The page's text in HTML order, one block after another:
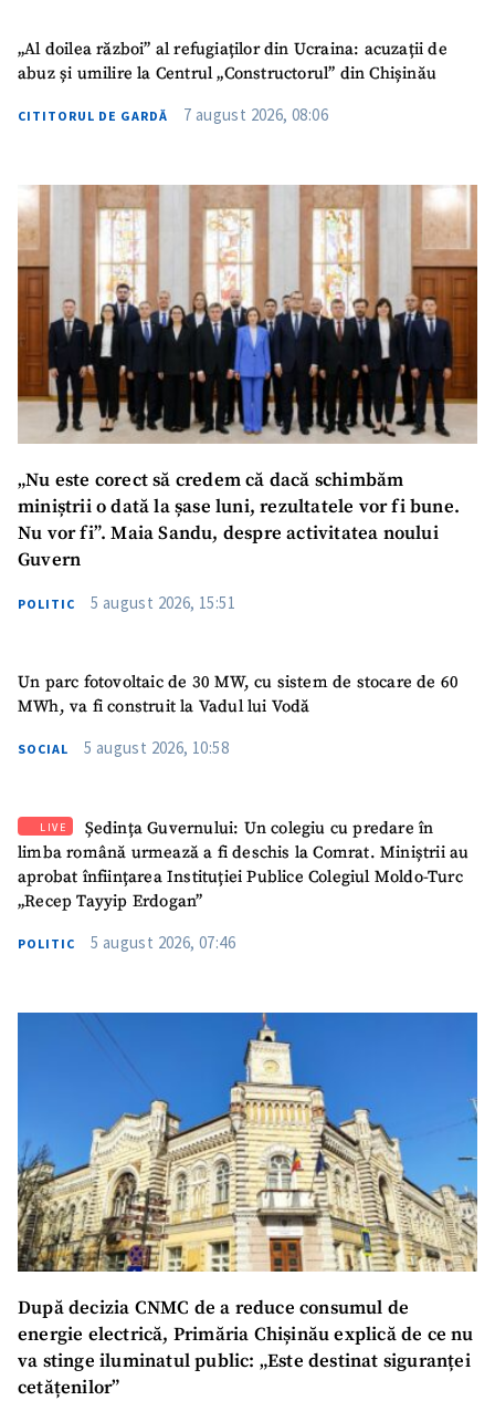
„Al doilea război” al refugiaților din Ucraina: acuzații de
abuz și umilire la Centrul „Constructorul” din Chișinău
CITITORUL DE GARDĂ 7 august 2026, 08:06
„Nu este corect să credem că dacă schimbăm
miniștrii o dată la șase luni, rezultatele vor fi bune.
Nu vor fi”. Maia Sandu, despre activitatea noului
Guvern
POLITIC 5 august 2026, 15:51
Un parc fotovoltaic de 30 MW, cu sistem de stocare de 60
MWh, va fi construit la Vadul lui Vodă
SOCIAL 5 august 2026, 10:58
LIVE
Ședința Guvernului: Un colegiu cu predare în
limba română urmează a fi deschis la Comrat. Miniștrii au
aprobat înființarea Instituției Publice Colegiul Moldo-Turc
„Recep Tayyip Erdogan”
POLITIC 5 august 2026, 07:46
După decizia CNMC de a reduce consumul de
energie electrică, Primăria Chișinău explică de ce nu
va stinge iluminatul public: „Este destinat siguranței
cetățenilor”